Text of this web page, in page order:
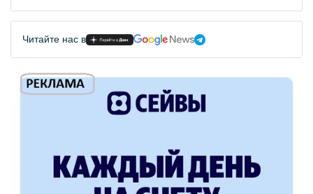
Читайте нас в